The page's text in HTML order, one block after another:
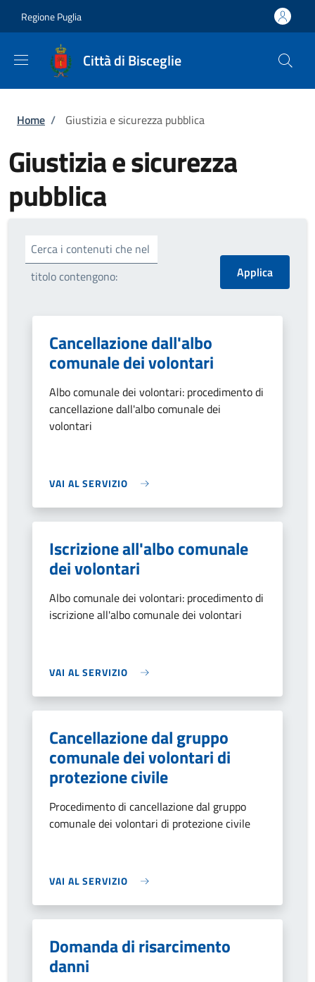
Regione Puglia
Città di Bisceglie
Briciole di pane
Home / Giustizia e sicurezza pubblica
Giustizia e sicurezza
pubblica
Cerca i contenuti che nel
titolo contengono:
Cancellazione dall'albo
comunale dei volontari
Albo comunale dei volontari: procedimento di
cancellazione dall'albo comunale dei
volontari
VAI AL SERVIZIO
Iscrizione all'albo comunale
dei volontari
Albo comunale dei volontari: procedimento di
iscrizione all'albo comunale dei volontari
VAI AL SERVIZIO
Cancellazione dal gruppo
comunale dei volontari di
protezione civile
Procedimento di cancellazione dal gruppo
comunale dei volontari di protezione civile
VAI AL SERVIZIO
Domanda di risarcimento
danni